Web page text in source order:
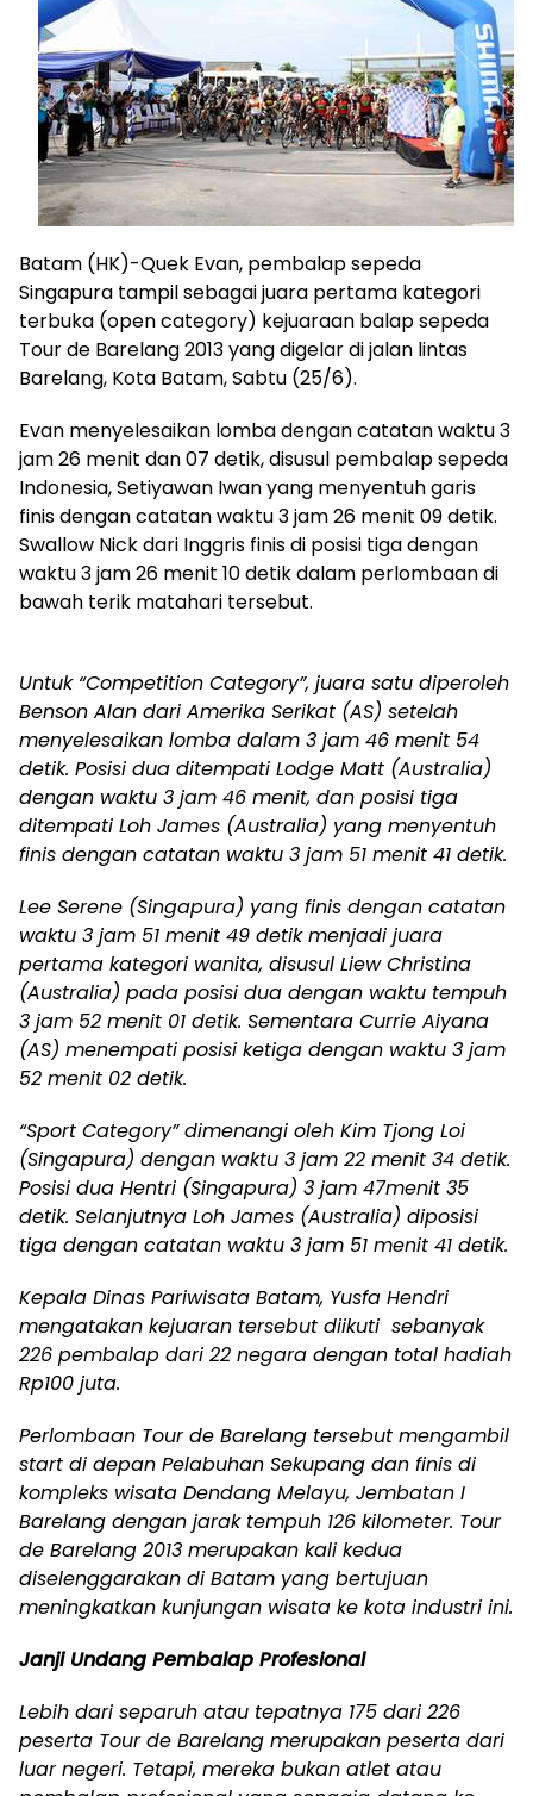
Batam (HK)-Quek Evan, pembalap sepeda
Singapura tampil sebagai juara pertama kategori
terbuka (open category) kejuaraan balap sepeda
Tour de Barelang 2013 yang digelar di jalan lintas
Barelang, Kota Batam, Sabtu (25/6).
Evan menyelesaikan lomba dengan catatan waktu 3
jam 26 menit dan 07 detik, disusul pembalap sepeda
Indonesia, Setiyawan Iwan yang menyentuh garis
finis dengan catatan waktu 3 jam 26 menit 09 detik.
Swallow Nick dari Inggris finis di posisi tiga dengan
waktu 3 jam 26 menit 10 detik dalam perlombaan di
bawah terik matahari tersebut.
Untuk “Competition Category”, juara satu diperoleh
Benson Alan dari Amerika Serikat (AS) setelah
menyelesaikan lomba dalam 3 jam 46 menit 54
detik. Posisi dua ditempati Lodge Matt (Australia)
dengan waktu 3 jam 46 menit, dan posisi tiga
ditempati Loh James (Australia) yang menyentuh
finis dengan catatan waktu 3 jam 51 menit 41 detik.
Lee Serene (Singapura) yang finis dengan catatan
waktu 3 jam 51 menit 49 detik menjadi juara
pertama kategori wanita, disusul Liew Christina
(Australia) pada posisi dua dengan waktu tempuh
3 jam 52 menit 01 detik. Sementara Currie Aiyana
(AS) menempati posisi ketiga dengan waktu 3 jam
52 menit 02 detik.
“Sport Category” dimenangi oleh Kim Tjong Loi
(Singapura) dengan waktu 3 jam 22 menit 34 detik.
Posisi dua Hentri (Singapura) 3 jam 47menit 35
detik. Selanjutnya Loh James (Australia) diposisi
tiga dengan catatan waktu 3 jam 51 menit 41 detik.
Kepala Dinas Pariwisata Batam, Yusfa Hendri
mengatakan kejuaran tersebut diikuti sebanyak
226 pembalap dari 22 negara dengan total hadiah
Rp100 juta.
Perlombaan Tour de Barelang tersebut mengambil
start di depan Pelabuhan Sekupang dan finis di
kompleks wisata Dendang Melayu, Jembatan I
Barelang dengan jarak tempuh 126 kilometer. Tour
de Barelang 2013 merupakan kali kedua
diselenggarakan di Batam yang bertujuan
meningkatkan kunjungan wisata ke kota industri ini.
Janji Undang Pembalap Profesional
Lebih dari separuh atau tepatnya 175 dari 226
peserta Tour de Barelang merupakan peserta dari
luar negeri. Tetapi, mereka bukan atlet atau